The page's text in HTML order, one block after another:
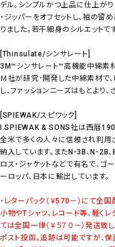
デル。シンプルかつ上品に仕上がり
・ジッパーをオフセットし、袖の
りました。若干細身のシルエットです
[Thinsulate/シンサレート]
3M™シンサレート™高機能中綿素材
Ｍ社が研究･開発した中綿素材で
し、ファッションニーズはもとより
[SPIEWAK/スピワック]
I.SPIEWAK & SONS社は西暦
全米で多くの人々に信頼され利用
納入しています。またN-3B、N-2B
ロス・ジャケットなどで有名で、ゴ
ーロッパ、日本に輸出しています。
・レターパック（￥570－）にて全国
小物やTシャツ、レコード等、軽く
ては全国一律（￥５７０－）発送致し
ポスト投函。追跡は可能ですが、